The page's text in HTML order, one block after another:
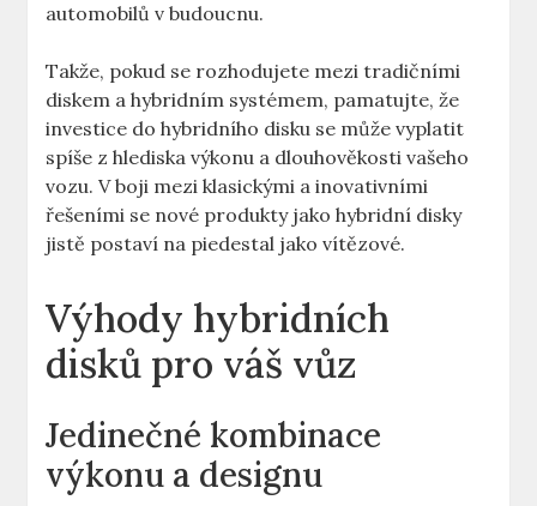
automobilů ‌v budoucnu.
Takže, pokud ⁢se rozhodujete mezi ‍tradičními
‌diskem a hybridním systémem, pamatujte, že⁣
investice do⁣ hybridního ‌disku se může vyplatit
spíše​ z hlediska výkonu a dlouhověkosti vašeho
vozu. V⁢ boji⁣ mezi⁤ klasickými a inovativními‍
řešeními ⁣se nové⁤ produkty jako‍ hybridní disky
jistě postaví ⁢na piedestal jako⁢ vítězové.
Výhody hybridních
⁤disků⁤ pro váš vůz
Jedinečné kombinace
výkonu ⁣a designu